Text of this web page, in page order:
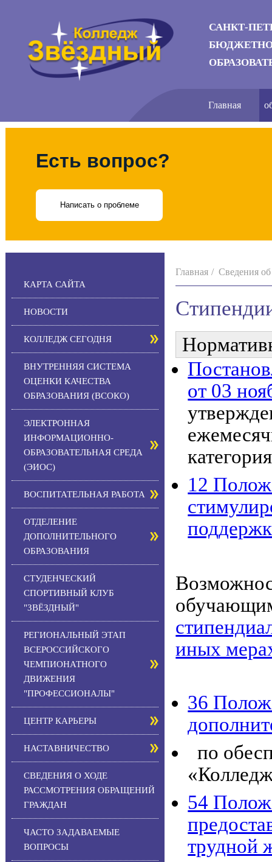
САНКТ-
Главная
Есть вопрос?
Написать о проблеме
КАРТА САЙТА
НОВОСТИ
КОЛЛЕДЖ СЕГОДНЯ
ВНУТРЕННЯЯ СИСТЕМА
ОЦЕНКИ КАЧЕСТВА
ОБРАЗОВАНИЯ (ВСОКО)
ЭЛЕКТРОННАЯ
ИНФОРМАЦИОННО-
ОБРАЗОВАТЕЛЬНАЯ СРЕДА
(ЭИОС)
ВОСПИТАТЕЛЬНАЯ РАБОТА
ОТДЕЛЕНИЕ
ДОПОЛНИТЕЛЬНОГО
ОБРАЗОВАНИЯ
СТУДЕНЧЕСКИЙ
СПОРТИВНЫЙ КЛУБ
"ЗВЁЗДНЫЙ"
РЕГИОНАЛЬНЫЙ ЭТАП
ВСЕРОССИЙСКОГО
ЧЕМПИОНАТНОГО
ДВИЖЕНИЯ
"ПРОФЕССИОНАЛЫ"
ЦЕНТР КАРЬЕРЫ
НАСТАВНИЧЕСТВО
СВЕДЕНИЯ О ХОДЕ
РАССМОТРЕНИЯ ОБРАЩЕНИЙ
ГРАЖДАН
ЧАСТО ЗАДАВАЕМЫЕ
ВОПРОСЫ
Главная Сведения об
от 03
12
иных
36
по
54
трудной